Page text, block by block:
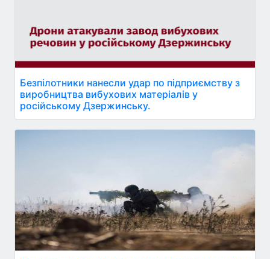
Безпілотники нанесли удар по підприємству з
виробництва вибухових матеріалів у
російському Дзержинську.